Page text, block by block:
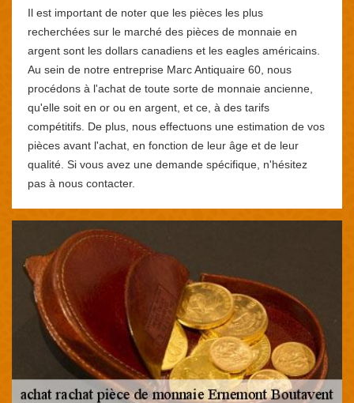
Il est important de noter que les pièces les plus
recherchées sur le marché des pièces de monnaie en
argent sont les dollars canadiens et les eagles américains.
Au sein de notre entreprise Marc Antiquaire 60, nous
procédons à l'achat de toute sorte de monnaie ancienne,
qu'elle soit en or ou en argent, et ce, à des tarifs
compétitifs. De plus, nous effectuons une estimation de vos
pièces avant l'achat, en fonction de leur âge et de leur
qualité. Si vous avez une demande spécifique, n'hésitez
pas à nous contacter.